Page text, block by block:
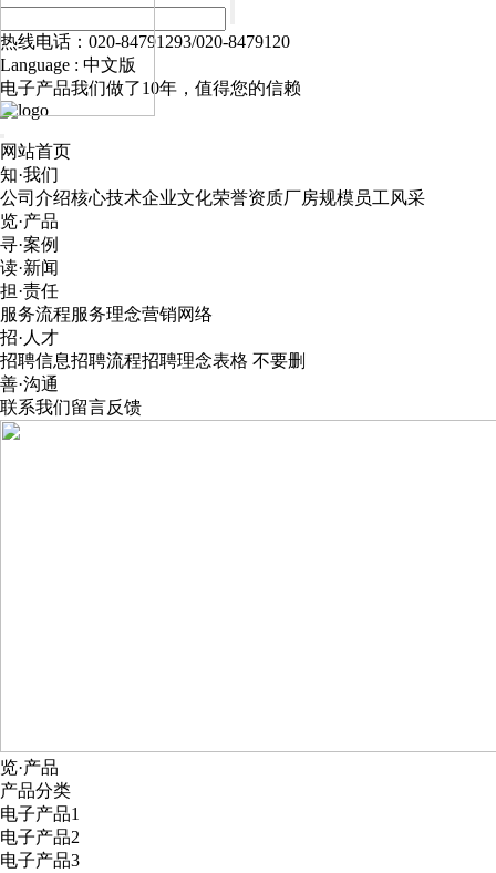
热线电话：020-84791293/020-8479120
Language : 中文版
电子产品我们做了10年，值得您的信赖
网站首页
知·我们
公司介绍核心技术企业文化荣誉资质厂房规模 员工风采
览·产品
寻·案例
读·新闻
担·责任
服务流程服务理念营销网络
招·人才
招聘信息招聘流程招聘理念表格 不要删
善·沟通
联系我们留言反馈
览·产品
产品分类
电子产品1
电子产品2
电子产品3